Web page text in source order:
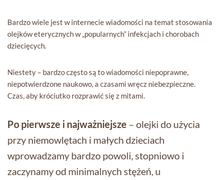
Bardzo wiele jest w internecie wiadomości na temat stosowania
olejków eterycznych w „popularnych” infekcjach i chorobach
dziecięcych.
Niestety – bardzo często są to wiadomości niepoprawne,
niepotwierdzone naukowo, a czasami wręcz niebezpieczne.
Czas, aby króciutko rozprawić się z mitami.
Po pierwsze i najważniejsze – olejki do użycia
przy niemowlętach i małych dzieciach
wprowadzamy bardzo powoli, stopniowo i
zaczynamy od minimalnych stężeń, u